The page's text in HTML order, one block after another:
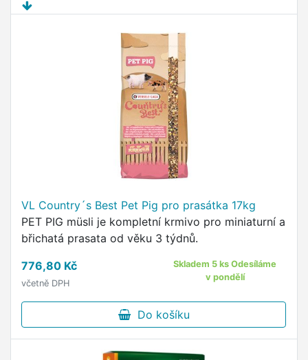
VL Country´s Best Pet Pig pro prasátka 17kg
PET PIG müsli je kompletní krmivo pro miniaturní a
břichatá prasata od věku 3 týdnů.
776,80 Kč
včetně DPH
Skladem 5 ks Odesíláme
v pondělí
Do košíku